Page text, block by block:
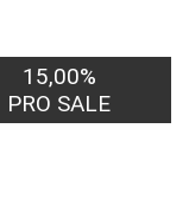
15,00%
PRO SALE